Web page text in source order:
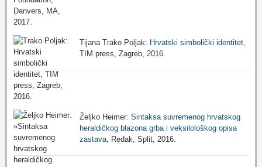
Tijana Trako Poljak: Hrvatski simbolički identitet
TIM press, Zagreb, 2016.
Željko Heimer: Sintaksa suvremenog hrvatskog
heraldičkog blazona grba i veksilološkog opisa
zastava , Redak, Split, 2016.